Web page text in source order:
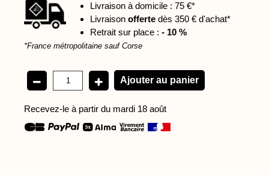
Livraison à domicile : 75 €*
Livraison offerte dès 350 € d'achat*
Retrait sur place : - 10 %
*France métropolitaine sauf Corse
Recevez-le à partir du mardi 18 août